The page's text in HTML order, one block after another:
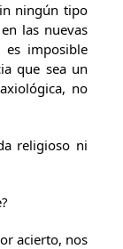
ningún tipo
las nuevas
es imposible
que sea un
no
religioso ni
acierto, nos